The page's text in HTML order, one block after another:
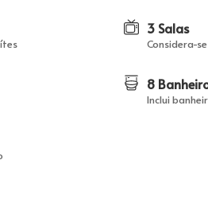
3 Salas
Considera-
8
Inclui